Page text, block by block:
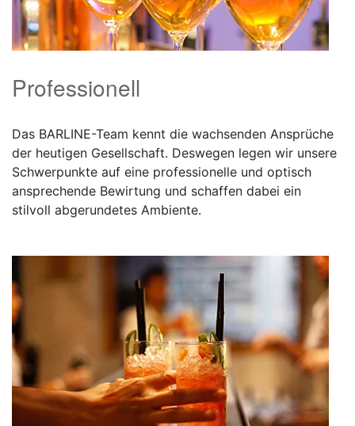
Professionell
Das BARLINE-Team kennt die wachsenden Ansprüche
der heutigen Gesellschaft. Deswegen legen wir unsere
Schwerpunkte auf eine professionelle und optisch
ansprechende Bewirtung und schaffen dabei ein
stilvoll abgerundetes Ambiente.